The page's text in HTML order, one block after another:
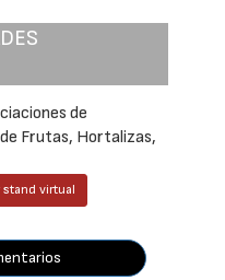
de
Frutas, Hortalizas,
stand virtual